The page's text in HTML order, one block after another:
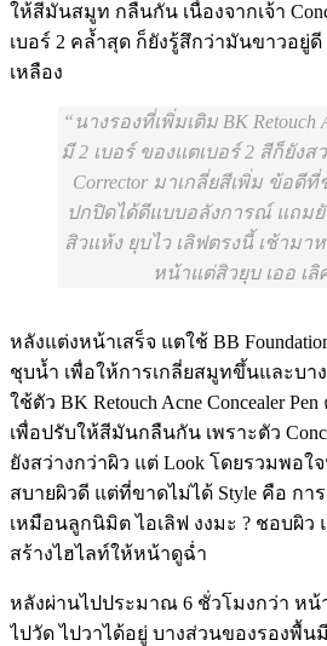
ให้สีมันสมูท กลืนกัน เนื่องจากเจ้า
เบอร์ 2 คล้ำสุด ก็ยังรู้สึกว่ามันขาวอยู่
เหลือง
นางรองที่เพิ่มเติม BK Retouch
มี 2 เบอร์ ของแตเบอร์ 2 สีก็ยัง
Corrector มาเกลี่ยสีเพิ่ม ข้อดี
ปกปิดได้ดีแบบอลังการณ์ แถม
สิวแห้ง ยุบไว เลิฟตรงนี้ เช้ามา
หน้าแต่สิวยุบ เออ เ
หลังแต่งหน้าเสร็จ แตใช้ BB
ชุบน้ำ เพื่อให้การเกลี่ยสมูทขึ้นและบา
ใช้ตัว BK Retouch Acne Concealer
เพื่อปรับให้สีมันกลืนกัน เพราะตัว
ยังสว่างกว่าผิว แต่ Look โดยรวมพอใ
สบายผิวดี แต่ที่ขาดไม่ได้ Style คือ กา
เหมือนลูกนิมิต ไอเลิฟ งงมะ ? ชอบผิว
สร้างไฮไลท์ให้หน้าดูฉ่ำ
หลังผ่านไปประมาณ 6 ชั่วโมงกว่า ห
ไปวัด ไปวาได้อยู่ บางส่วนของรองพื้น